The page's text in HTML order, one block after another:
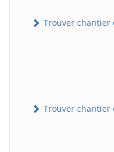
Trouver
Trouver chantier